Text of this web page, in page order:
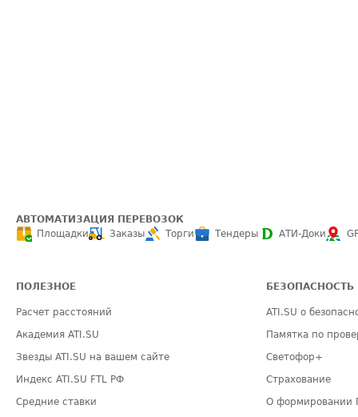
АВТОМАТИЗАЦИЯ ПЕРЕВОЗОК
Площадки
Заказы Торги Тендеры АТИ-Доки
ПОЛЕЗНОЕ
Расчет расстояний
Академия ATI.SU
Звезды ATI.SU на вашем сайте
Индекс ATI.SU FTL РФ
Средние ставки
БЕЗОПАСНОСТЬ
ATI.SU о
Памятка по
Светофор+
Страхование
О формировании